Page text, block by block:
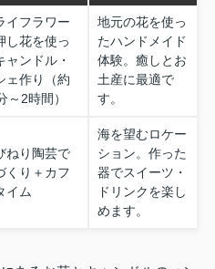
イフラワー
し花を使っ
ャンドル・
ェ作り（約
～2時間）
地元の花を使っ
たハンドメイド
体験。癒しとお
土産に最適で
す。
ねり陶芸で
くり＋カフ
イム
海を望むロケー
ション。作った
器でスイーツ・
ドリンクを楽し
めます。